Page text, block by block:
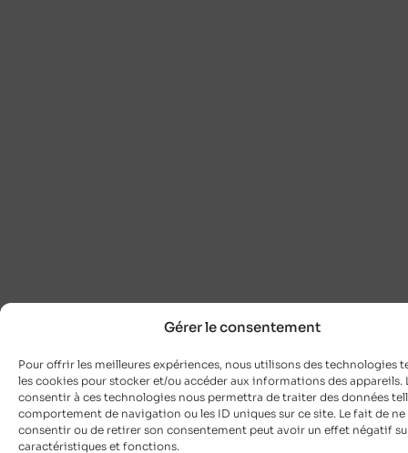
Gérer le consentement
Pour offrir les meilleures expériences, nous utilisons des technologies
les cookies pour stocker et/ou accéder aux informations des appareils.
consentir à ces technologies nous permettra de traiter des données
comportement de navigation ou les ID uniques sur ce site. Le fait de ne
consentir ou de retirer son consentement peut avoir un effet négatif
caractéristiques et fonctions.